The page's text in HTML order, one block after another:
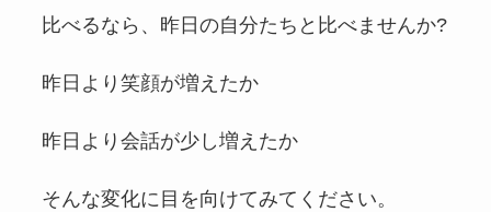
比べるなら、昨日の自分たちと比べませんか?
昨日より笑顔が増えたか
昨日より会話が少し増えたか
そんな変化に目を向けてみてください。